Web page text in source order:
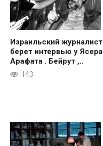
Израильский журналист
берет интервью у Ясера
Арафата . Бейрут ,..
143